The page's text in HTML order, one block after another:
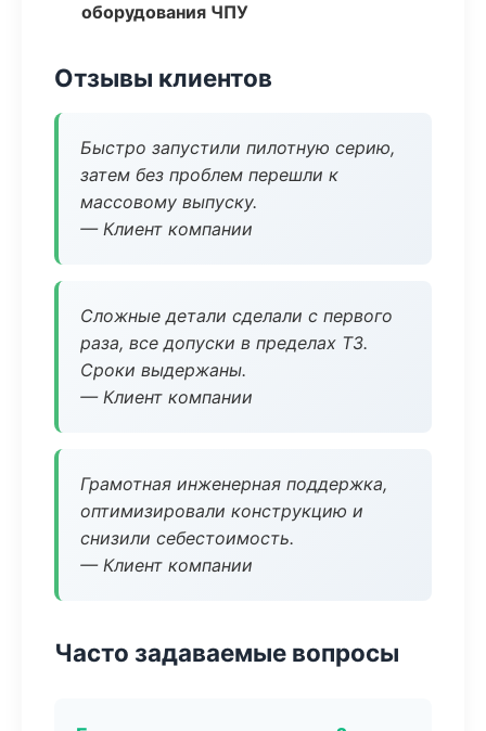
оборудования ЧПУ
Отзывы клиентов
Быстро запустили пилотную серию,
затем без проблем перешли к
массовому выпуску.
— Клиент компании
Сложные детали сделали с первого
раза, все допуски в пределах ТЗ.
Сроки выдержаны.
— Клиент компании
Грамотная инженерная поддержка,
оптимизировали конструкцию и
снизили себестоимость.
— Клиент компании
Часто задаваемые вопросы